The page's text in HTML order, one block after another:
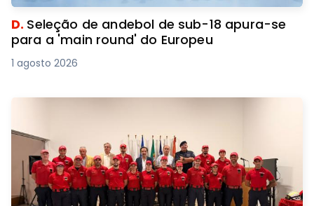
D. Seleção de andebol de sub-18 apura-se
para a 'main round' do Europeu
1 agosto 2026